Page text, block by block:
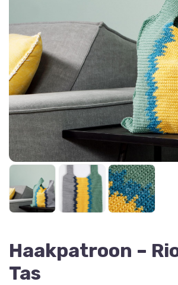
Haakpatroon –
Tas